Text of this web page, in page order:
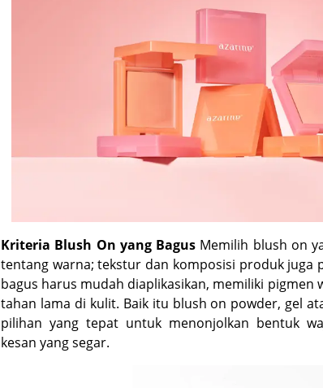
Kriteria Blush On yang Bagus Memilih blush on
tentang warna; tekstur dan komposisi produk juga
bagus harus mudah diaplikasikan, memiliki pigmen
tahan lama di kulit. Baik itu blush on powder, gel
pilihan yang tepat untuk menonjolkan bentuk
kesan yang segar.